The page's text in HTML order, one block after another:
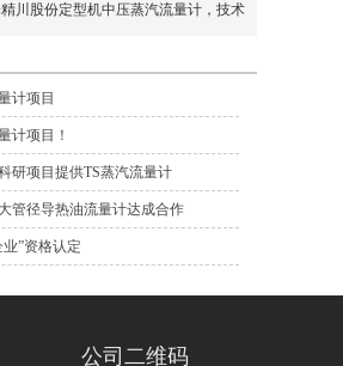
川股份定型机中压蒸汽流量计，技术
计项目
计项目！
研项目提供TS蒸汽流量计
管径导热油流量计达成合作
”资格认定
公司二维码